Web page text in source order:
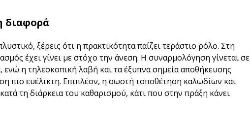
διαφορά
ξέρεις ότι η πρακτικότητα παίζει τεράστιο ρόλο. Στη
έχει γίνει με στόχο την άνεση. Η συναρμολόγηση γίνεται σε
ενώ η τηλεσκοπική λαβή και τα έξυπνα σημεία αποθήκευσης
πιο ευέλικτη. Επιπλέον, η σωστή τοποθέτηση καλωδίων και
τη διάρκεια του καθαρισμού, κάτι που στην πράξη κάνει